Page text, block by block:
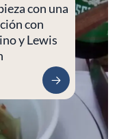
con una
con
y Lewis